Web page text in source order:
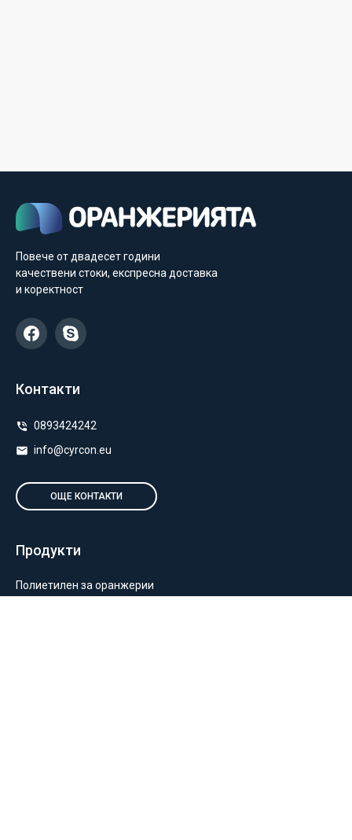
Повече от двадесет години
качествени стоки, експресна доставка
и коректност
Контакти
0893424242
info@cyrcon.eu
ОЩЕ КОНТАКТИ
Продукти
Полиетилен за оранжерии